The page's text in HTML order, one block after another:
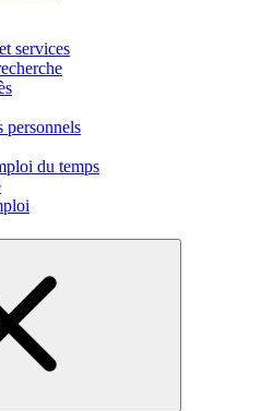
services
personnels
du temps